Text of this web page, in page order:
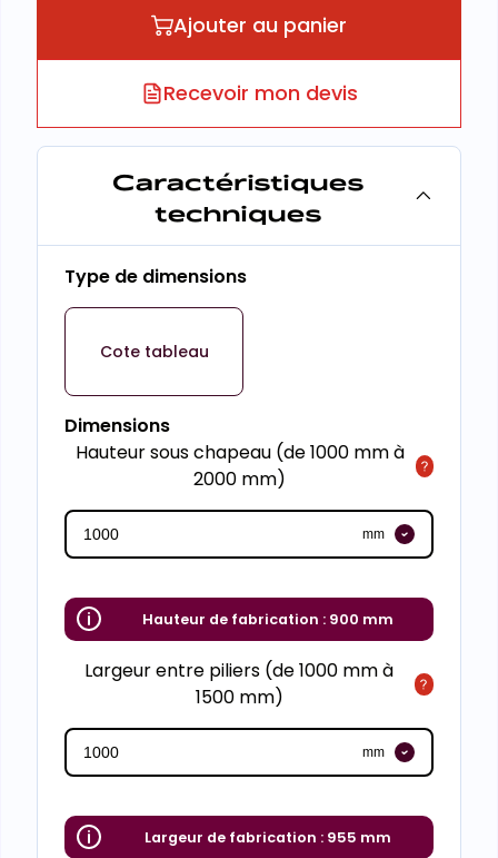
Ajouter au panier
Recevoir mon devis
Caractéristiques
techniques
Type de dimensions
Cote tableau
Dimensions
Hauteur sous chapeau (de 1000 mm à
2000 mm)
mm
Hauteur de fabrication : 900 mm
Largeur entre piliers (de 1000 mm à
1500 mm)
mm
Largeur de fabrication : 955 mm